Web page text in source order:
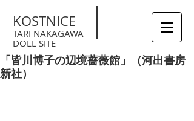
KOSTNICE
TARI NAKAGAWA
DOLL SITE
「皆川博子の辺境薔薇館」（河出書房
新社）